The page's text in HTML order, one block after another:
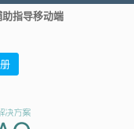
指导移动端